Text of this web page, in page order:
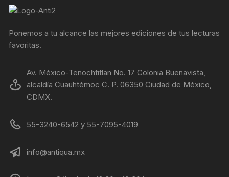
Ponemos a tu alcance las mejores ediciones de tus lecturas
favoritas.
Av. México-Tenochtitlan No. 17 Colonia Buenavista,
alcaldía Cuauhtémoc C. P. 06350 Ciudad de México,
CDMX.
55-3240-6542 y 55-7095-4019
info@antiqua.mx